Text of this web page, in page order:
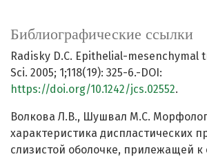
Библиографические ссылки
Radisky D.C. Epithelial-mesenchymal
Sci. 2005; 1;118(19): 325-6.-DOI:
https://doi.org/10.1242/jcs.02552.
Волкова Л.В., Шушвал М.С.
характеристика диспластических
слизистой оболочке, прилежащей к